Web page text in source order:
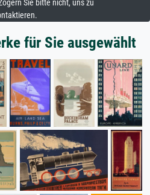
Sie bitte nicht, uns zu
für Sie ausgewählt